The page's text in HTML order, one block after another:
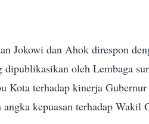
Jokowi dan Ahok direspon
dipublikasikan oleh Lembaga
Kota terhadap kinerja
angka kepuasan terhadap